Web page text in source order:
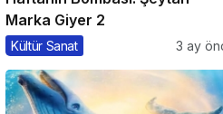
Marka Giyer 2
Kültür Sanat 3 ay